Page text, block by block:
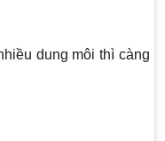
dung môi thì càng